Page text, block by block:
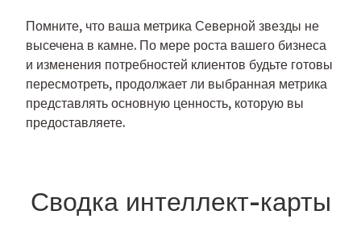
Помните, что ваша метрика Северной звезды не
высечена в камне. По мере роста вашего бизнеса
и изменения потребностей клиентов будьте готовы
пересмотреть, продолжает ли выбранная метрика
представлять основную ценность, которую вы
предоставляете.
Сводка интеллект-карты